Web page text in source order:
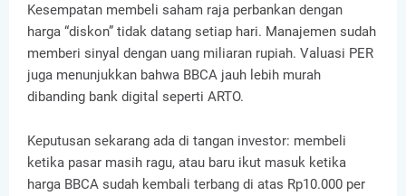
Kesempatan membeli saham raja perbankan dengan
harga “diskon” tidak datang setiap hari. Manajemen sudah
memberi sinyal dengan uang miliaran rupiah. Valuasi PER
juga menunjukkan bahwa BBCA jauh lebih murah
dibanding bank digital seperti ARTO.
Keputusan sekarang ada di tangan investor: membeli
ketika pasar masih ragu, atau baru ikut masuk ketika
harga BBCA sudah kembali terbang di atas Rp10.000 per